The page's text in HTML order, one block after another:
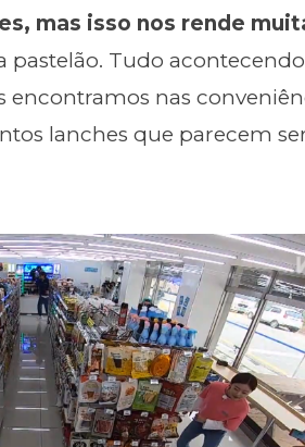
mas isso nos rende
Tudo
nas
lanches que parecem